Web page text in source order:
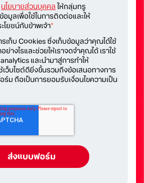
นโยบายส่วนบุคคลให้กลุ่มทรู
มูลเพื่อใช้ในการติดต่อและให้
โยชน์กับข้าพเจ้า*
รเก็บ Cookies ซึ่งเก็บข้อมูลว่าคุณได้ใช้
ย่างไรและช่วยให้เราจดจำคุณได้ เราใช้
และนำมาสู่การทำให้
ว็บไซต์ดียิ่งขึ้นรวมถึงข้อเสนอทางการ
ม ถือเป็นการยอมรับเงื่อนไขความเป็น